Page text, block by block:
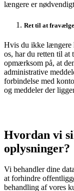
længere er
Ret til at
Hvis du ikke længere
os, har du retten til
opmærksom på, at
administrative
forbindelse med
og meddeler der
Hvordan vi
oplysninger?
Vi behandler dine
at forhindre
behandling af vores